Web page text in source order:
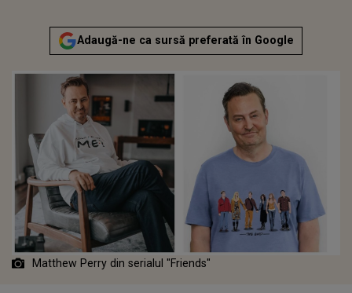
Adaugă-ne ca sursă preferată în Google
Matthew Perry din serialul "Friends"